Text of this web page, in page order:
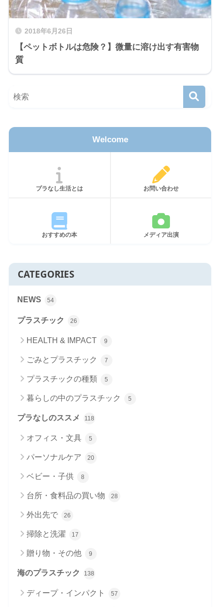
2018年6月26日
【ペットボトルは危険？】微量に溶け出す有害物
質
Welcome
プラなし生活とは お問い合わせ
おすすめの本 メディア出演
CATEGORIES
NEWS 54
プラスチック 26
HEALTH & IMPACT 9
ごみとプラスチック 7
プラスチックの種類 5
暮らしの中のプラスチック 5
プラなしのススメ 118
オフィス・文具 5
パーソナルケア 20
ベビー・子供 8
台所・食料品の買い物 28
外出先で 26
掃除と洗濯 17
贈り物・その他 9
海のプラスチック 138
ディープ・インパクト 57